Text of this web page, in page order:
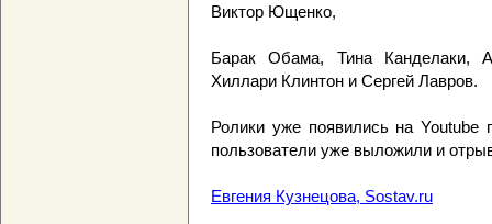
Виктор Ющенко,
Барак Обама, Тина Канделаки,
Хиллари Клинтон и Сергей Лавров.
Ролики уже появились на Youtube
пользователи уже выложили и
Евгения Кузнецова, Sostav.ru